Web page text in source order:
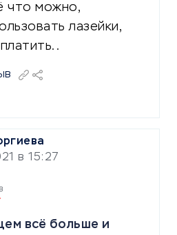
что можно,
лазейки,
в 15:27
всё больше и